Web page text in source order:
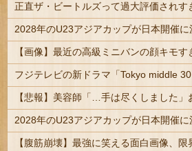
正直ザ・ビートルズって過大評価されす
【画像】最近の高級ミニバンの顔キモす
【悲報】美容師「…手は尽くしました